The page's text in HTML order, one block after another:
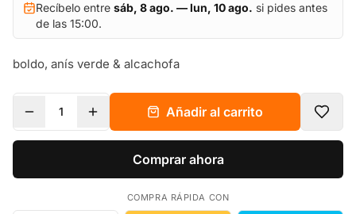
Recíbelo entre sáb, 8 ago. — lun, 10 ago. si pides antes
de las 15:00.
boldo, anís verde & alcachofa
1 Añadir al carrito
Comprar ahora
COMPRA RÁPIDA CON